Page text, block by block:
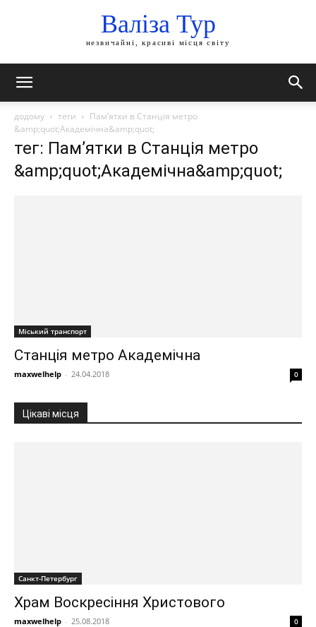
Валіза Тур
незвичайні, красиві місця світу
додому теги
Пам’ятки в Станція метро
&amp;quot;Академічна&amp;quot;
тег: Пам’ятки в Станція метро
&amp;quot;Академічна&amp;quot;
Міський транспорт
Станція метро Академічна
maxwelhelp - 24.04.2018 0
Цікаві місця
Санкт-Петербург
Храм Воскресіння Христового
maxwelhelp - 25.08.2018 0